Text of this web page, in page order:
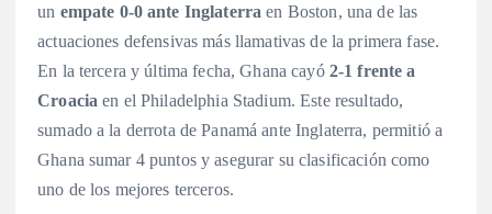
un empate 0-0 ante Inglaterra en Boston, una de las
actuaciones defensivas más llamativas de la primera fase.
En la tercera y última fecha, Ghana cayó 2-1 frente a
Croacia en el Philadelphia Stadium. Este resultado,
sumado a la derrota de Panamá ante Inglaterra, permitió a
Ghana sumar 4 puntos y asegurar su clasificación como
uno de los mejores terceros.